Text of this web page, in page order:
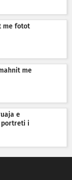
me fotot
me
e
portreti i